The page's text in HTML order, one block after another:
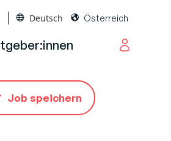
Deutsch Österreich
Job speichern